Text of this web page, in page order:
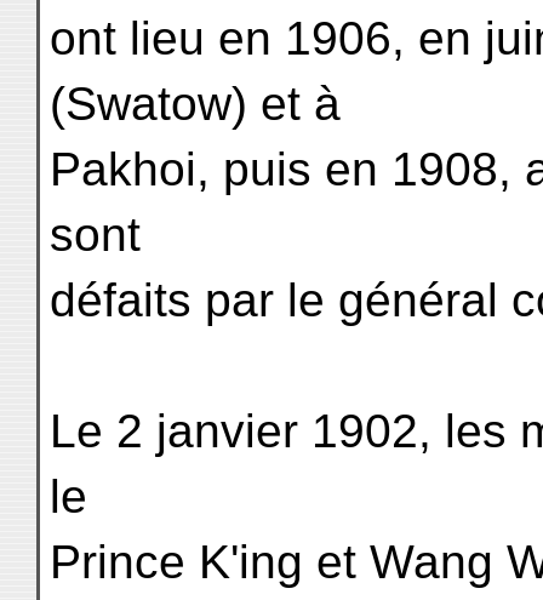
ont lieu en 1906, en
(Swatow) et à
Pakhoi, puis en 1908,
sont
défaits par le général
Le 2 janvier 1902, les
le
Prince K'ing et Wang